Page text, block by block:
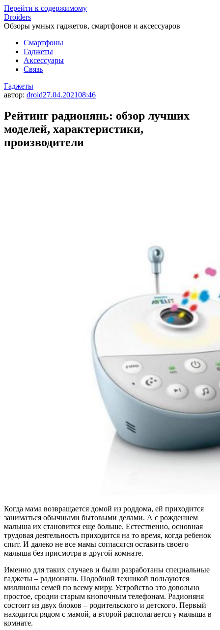
Перейти к содержимому
Droiders
Обзоры умных гаджетов, смартфонов и аксессуаров
Смартфоны
Гаджеты
Аксессуары
Связь
Гаджеты
автор: droid27.04.202108:46
Рейтинг радионянь: обзор лучших
моделей, характеристики,
производители
Когда мама возвращается домой из роддома, ей приходится
заниматься обычными бытовыми делами. А с рождением
малыша их становится еще больше. Естественно, основная
трудовая деятельность приходится на то время, когда ребенок
спит. И далеко не все мамы согласятся оставить своего
малыша без присмотра в другой комнате.
Именно для таких случаев и были разработаны специальные
гаджеты – радионяни. Подобной техникой пользуются
миллионы семей по всему миру. Устройство это довольно
простое, сродни старым кнопочным телефонам. Радионяня
состоит из двух блоков – родительского и детского. Первый
находится рядом с мамой, а второй располагается у малыша в
комнате.